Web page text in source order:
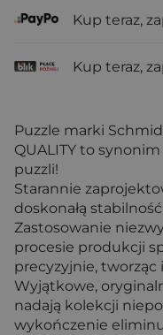
Kup teraz,
Kup teraz,
Puzzle marki
QUALITY to
puzzli!
Starannie
doskonałą
Zastosowanie
procesie produkcji
precyzyjnie, tworząc
Wyjątkowe,
nadają kolekcji
wykończenie